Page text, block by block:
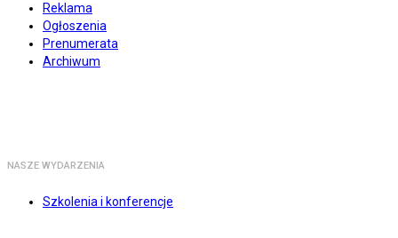
Reklama
Ogłoszenia
Prenumerata
Archiwum
NASZE WYDARZENIA
Szkolenia i konferencje